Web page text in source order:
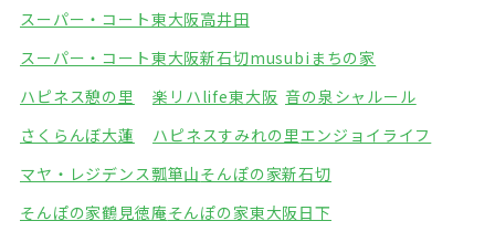
スーパー・コート東大阪高井田
スーパー・コート東大阪新石切musubiまちの家
ハピネス憩の里
楽リハlife東大阪 音の泉シャルール
さくらんぼ大蓮
ハピネスすみれの里エンジョイライフ
マヤ・レジデンス瓢箪山そんぽの家新石切
そんぽの家鶴見徳庵そんぽの家東大阪日下